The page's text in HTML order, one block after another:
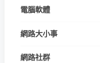
電腦軟體
網路大小事
網路社群